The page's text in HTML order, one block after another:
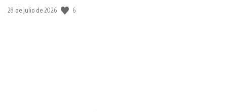
Fecha
28 de julio de 2026 6